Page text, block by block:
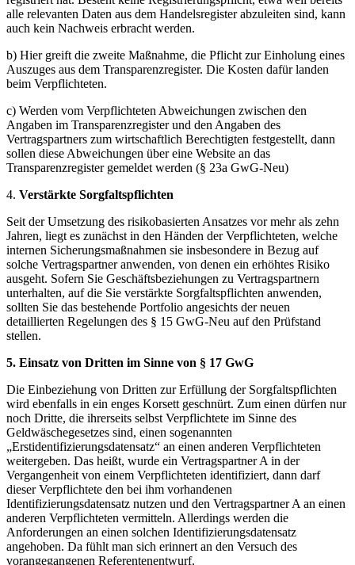
alle relevanten Daten aus dem Handelsregister abzuleiten sind, kann
auch kein Nachweis erbracht werden.
b) Hier greift die zweite Maßnahme, die Pflicht zur Einholung eines
Auszuges aus dem Transparenzregister. Die Kosten dafür landen
beim Verpflichteten.
c) Werden vom Verpflichteten Abweichungen zwischen den
Angaben im Transparenzregister und den Angaben des
Vertragspartners zum wirtschaftlich Berechtigten festgestellt, dann
sollen diese Abweichungen über eine Website an das
Transparenzregister gemeldet werden (§ 23a GwG-Neu)
4. Verstärkte Sorgfaltspflichten
Seit der Umsetzung des risikobasierten Ansatzes vor mehr als zehn
Jahren, liegt es zunächst in den Händen der Verpflichteten, welche
internen Sicherungsmaßnahmen sie insbesondere in Bezug auf
solche Vertragspartner anwenden, von denen ein erhöhtes Risiko
ausgeht. Sofern Sie Geschäftsbeziehungen zu Vertragspartnern
unterhalten, auf die Sie verstärkte Sorgfaltspflichten anwenden,
sollten Sie das bestehende Portfolio angesichts der neuen
detaillierten Regelungen des § 15 GwG-Neu auf den Prüfstand
stellen.
5. Einsatz von Dritten im Sinne von § 17 GwG
Die Einbeziehung von Dritten zur Erfüllung der Sorgfaltspflichten
wird ebenfalls in ein enges Korsett geschnürt. Zum einen dürfen nur
noch Dritte, die ihrerseits selbst Verpflichtete im Sinne des
Geldwäschegesetzes sind, einen sogenannten
„Erstidentifizierungsdatensatz“ an einen anderen Verpflichteten
weitergeben. Das heißt, wurde ein Vertragspartner A in der
Vergangenheit von einem Verpflichteten identifiziert, dann darf
dieser Verpflichtete den bei ihm vorhandenen
Identifizierungsdatensatz nutzen und den Vertragspartner A an einen
anderen Verpflichteten vermitteln. Allerdings werden die
Anforderungen an einen solchen Identifizierungsdatensatz
angehoben. Da fühlt man sich erinnert an den Versuch des
vorangegangenen Referentenentwurf.